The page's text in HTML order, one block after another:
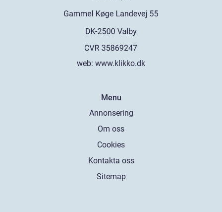
web: www.klikko.dk
Menu
Annonsering
Om oss
Cookies
Kontakta oss
Sitemap